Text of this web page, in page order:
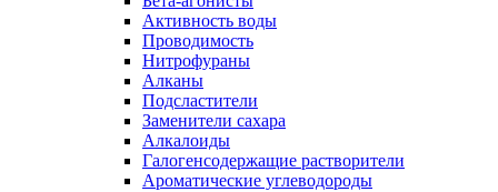
Активность воды
Проводимость
Нитрофураны
Алканы
Подсластители
Заменители сахара
Алкалоиды
Галогенсодержащие растворители
Ароматические углеводороды